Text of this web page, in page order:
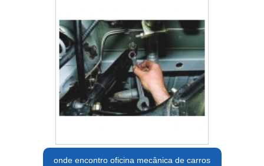
onde encontro oficina mecânica de carros